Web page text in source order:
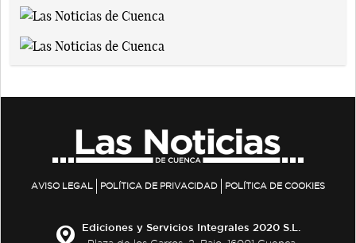
AVISO LEGAL POLÍTICA DE PRIVACIDAD POLÍTICA DE COOKIES
Ediciones y Servicios Integrales 2020 S.L.